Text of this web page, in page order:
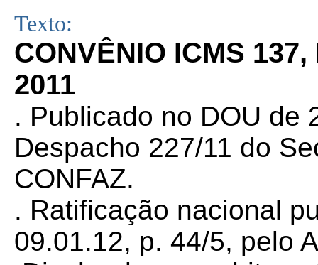
Texto:
CONVÊNIO ICMS
2011
. Publicado no DOU de
Despacho 227/11 do
CONFAZ.
. Ratificação nacional
09.01.12, p. 44/5, pelo